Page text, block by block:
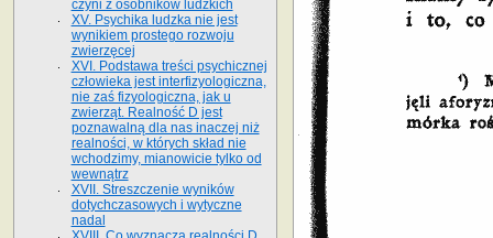
czyni z osobników ludzkich
XV. Psychika ludzka nie jest
wynikiem prostego rozwoju
zwierzęcej
XVI. Podstawa treści psychicznej
człowieka jest interfizyologiczna,
nie zaś fizyologiczna, jak u
zwierząt. Realność D jest
poznawalną dla nas inaczej niż
realności, w których skład nie
wchodzimy, mianowicie tylko od
wewnątrz
XVII. Streszczenie wyników
dotychczasowych i wytyczne
nadal